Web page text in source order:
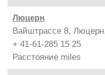
Люцерн
Вайштрассе 8,
+ 41-61-285 15 25
Расстояние miles